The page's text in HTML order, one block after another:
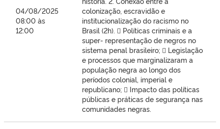
04/08/2025
08:00 às
12:00
colonização, escravidão e
institucionalização do racismo no
Brasil (2h).  Políticas criminais e a
super- representação de negros no
sistema penal brasileiro;  Legislação
e processos que marginalizaram a
população negra ao longo dos
períodos colonial, imperial e
republicano;  Impacto das políticas
públicas e práticas de segurança nas
comunidades negras.